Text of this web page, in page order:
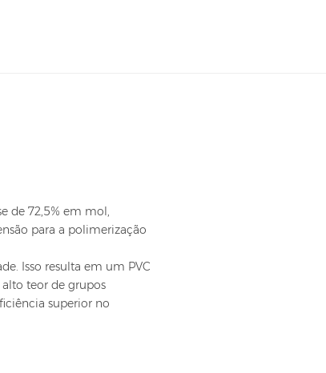
de 72,5% em mol,
para a polimerização
Isso resulta em um PVC
teor de grupos
superior no